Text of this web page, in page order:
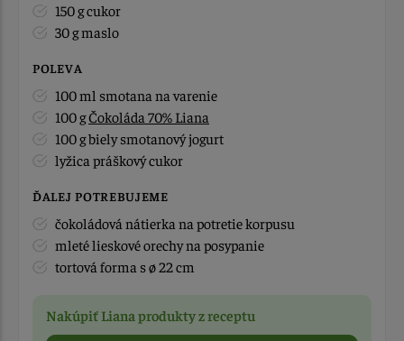
150 g cukor
30 g maslo
POLEVA
100 ml smotana na varenie
100 gČokoláda 70% Liana
100 g biely smotanový jogurt
lyžica práškový cukor
ĎALEJ POTREBUJEME
čokoládová nátierka na potretie korpusu
mleté lieskové orechy na posypanie
tortová forma s ø 22 cm
Nakúpiť Liana produkty z receptu